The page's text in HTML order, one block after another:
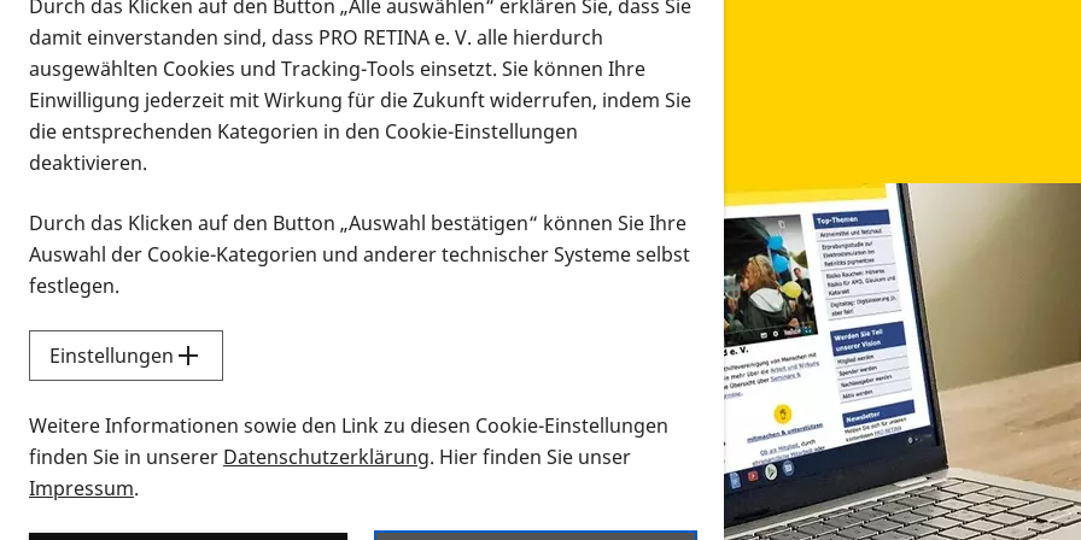
Infomaterial
Infomaterial
Vorlesen
Alle Infomaterialien in verschiedenen Formaten an
Sie möchten wissen, wie Sie nach Infonmaterial suchen und dieses bestellen bzw. herunterladen
Durch das Klicken auf den Button „Alle auswählen“ erklären Sie, dass Sie
damit einverstanden sind, dass PRO RETINA e. V. alle hierdurch
ausgewählten Cookies und Tracking-Tools einsetzt. Sie können Ihre
Einwilligung jederzeit mit Wirkung für die Zukunft widerrufen, indem Sie
die entsprechenden Kategorien in den Cookie-Einstellungen
deaktivieren.
Durch das Klicken auf den Button „Auswahl bestätigen“ können Sie Ihre
Auswahl der Cookie-Kategorien und anderer technischer Systeme selbst
festlegen.
Einstellungen
Weitere Informationen sowie den Link zu diesen Cookie-Einstellungen
finden Sie in unserer Datenschutzerklärung. Hier finden Sie unser
Impressum.